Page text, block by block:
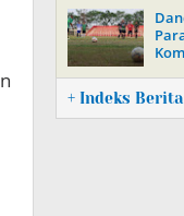
+ Indeks Berita